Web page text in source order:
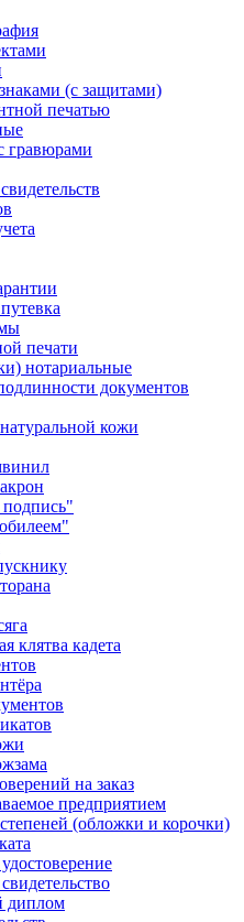
(с защитами)
печатью
гравюрами
печати
нотариальные
документов
кожи
клятва кадета
на заказ
предприятием
(обложки и корочки)
диплом